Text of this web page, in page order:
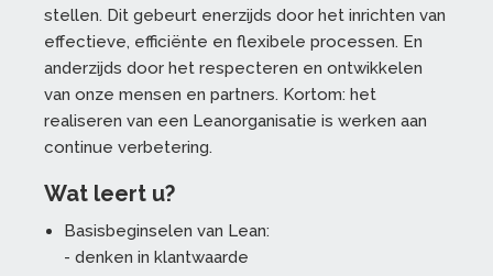
stellen. Dit gebeurt enerzijds door het inrichten van
effectieve, efficiënte en flexibele processen. En
anderzijds door het respecteren en ontwikkelen
van onze mensen en partners. Kortom: het
realiseren van een Leanorganisatie is werken aan
continue verbetering.
Wat leert u?
Basisbeginselen van Lean:
- denken in klantwaarde